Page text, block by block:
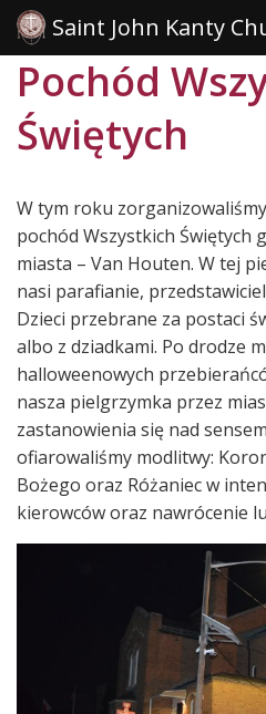
Skip
content
Saint John Kanty
Pochód
Świętych
W tym roku
pochód Wszystkich Świętych
miasta – Van Houten. W tej
nasi parafianie,
Dzieci przebrane za postaci
albo z dziadkami. Po drodze
halloweenowych
nasza pielgrzymka przez
zastanowienia się nad
ofiarowaliśmy modlitwy:
Bożego oraz Różaniec w
kierowców oraz nawrócenie